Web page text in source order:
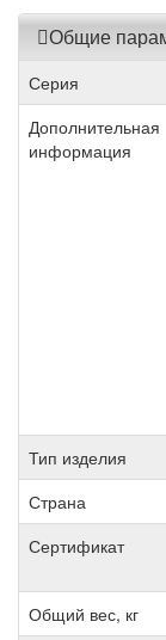
Общие
Серия
Дополнительная
информация
Тип изделия
Страна
Сертификат
Общий вес, кг